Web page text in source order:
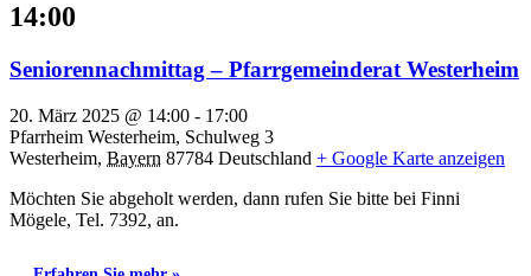
14:00
Seniorennachmittag – Pfarrgemeinderat Westerheim
20. März 2025 @ 14:00 - 17:00
Pfarrheim Westerheim, Schulweg 3
Westerheim, Bayern 87784 Deutschland + Google Karte anzeigen
Möchten Sie abgeholt werden, dann rufen Sie bitte bei Finni
Mögele, Tel. 7392, an.